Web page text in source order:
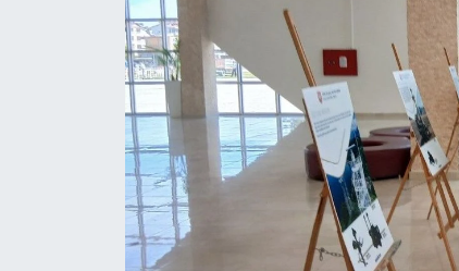
TURİZM
RÖPORTAJ
VİDEO HABERLER